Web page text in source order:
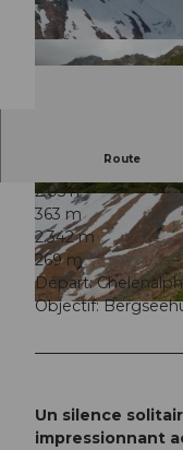
© Ferienregion Andermatt
© Andermatt-Urserntal Tourismus
Route
2:05 h
363 m
2.342 m
269 m
Départ:
Objectif:
Un silence
impressionnant